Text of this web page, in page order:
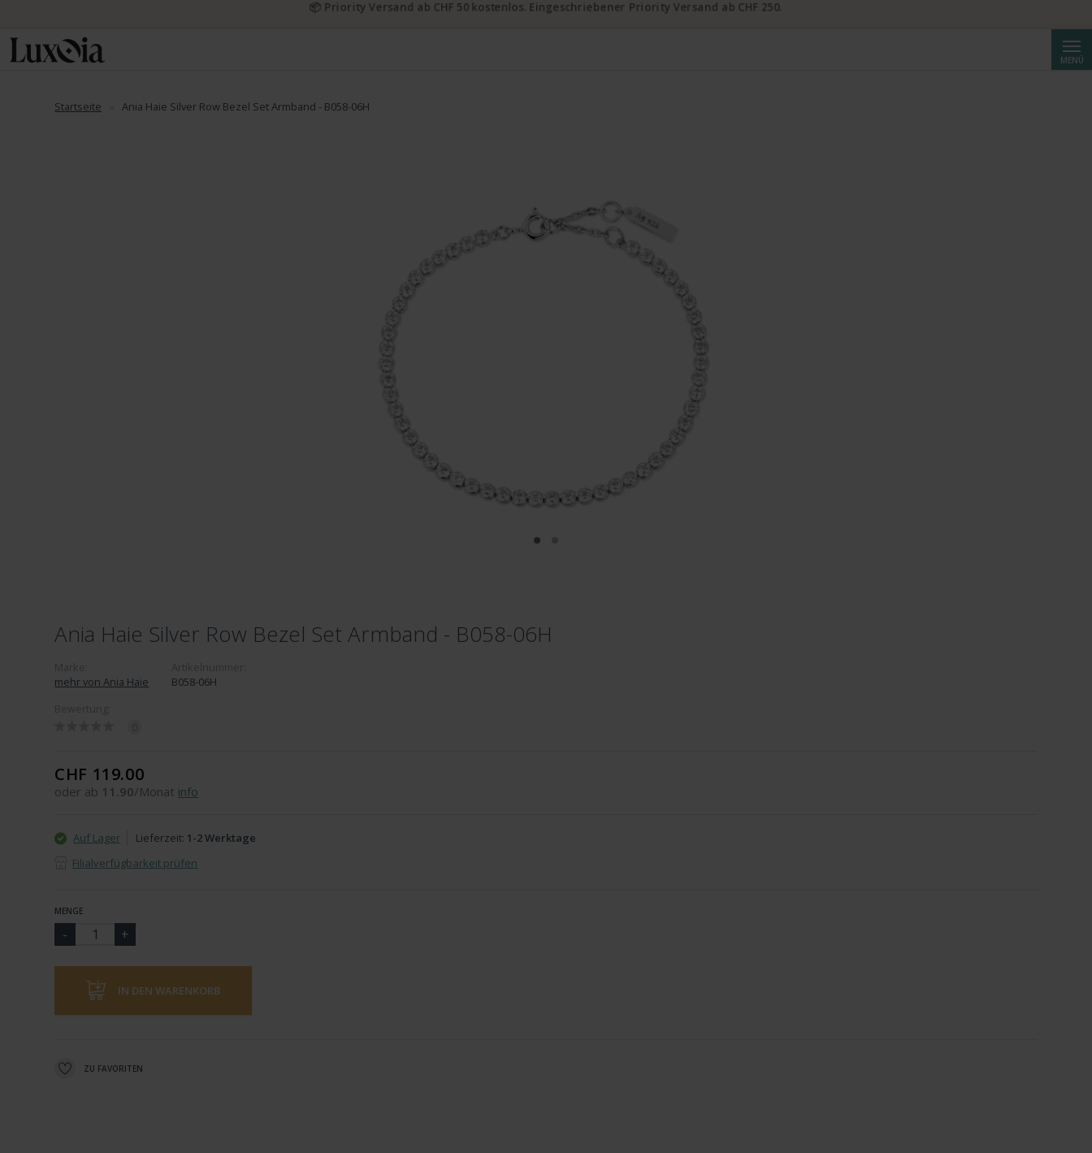
MENÜ
Startseite Ania Haie Silver Row Bezel Set Armband - B058-06H
Ania Haie Silver Row Bezel Set Armband - B058-06H
mehr von Ania Haie
B058-06H
CHF 119.00
oder ab 11.90/Monat info
Auf Lager Lieferzeit: 1-2 Werktage
Filialverfügbarkeit prüfen
MENGE
IN DEN WARENKORB
ZU FAVORITEN
📦 Priority Versand ab CHF 50 kostenlos. Eingeschriebener Priority Versand ab CHF 250.